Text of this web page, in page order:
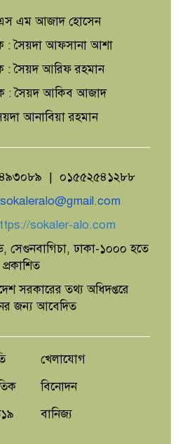
শান্তি আলোচনা চলাকালেই দক্ষিণ
সেনা
নতুন মহাপরিচালক কাজী
বছরের চুক্তিভিত্তিক নিয়োগ
রাষ্ট্রপতি নির্বাচন,তফসিল
মনোনয়ন জমা ১৩ আগস্ট
বাঁচাতে এখনই কঠোর ব্যবস্থা’-
কর্মপরিকল্পনার নির্দেশ
দুর্ঘটনাই সবচেয়ে
এম আজাদ হোসেন
: সৈয়দা আফসানা আশা
: সৈয়দ আরিফ রহমান
: সৈয়দ আকিব আজাদ
আনাবিয়া রহমান
| ০১৫৫২৫৪১২৮৮
sokaler-alo.com
ঢাকা-১০০০ হতে
প্রকাশিত
সরকারের তথ্য অধিদপ্তরে
জন্য আবেদিত
খেলাযোগ
বিনোদন
বানিজ্য